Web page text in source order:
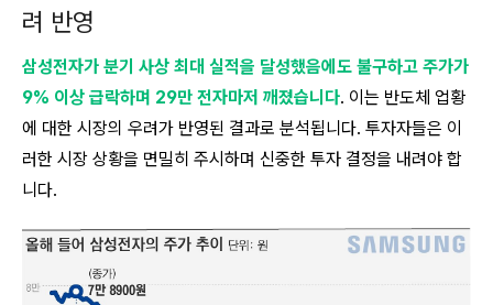
려 반영
삼성전자가 분기 사상 최대 실적을 달성했음에도 불구하고 주가가
9% 이상 급락하며 29만 전자마저 깨졌습니다. 이는 반도체 업황
에 대한 시장의 우려가 반영된 결과로 분석됩니다. 투자자들은 이
러한 시장 상황을 면밀히 주시하며 신중한 투자 결정을 내려야 합
니다.